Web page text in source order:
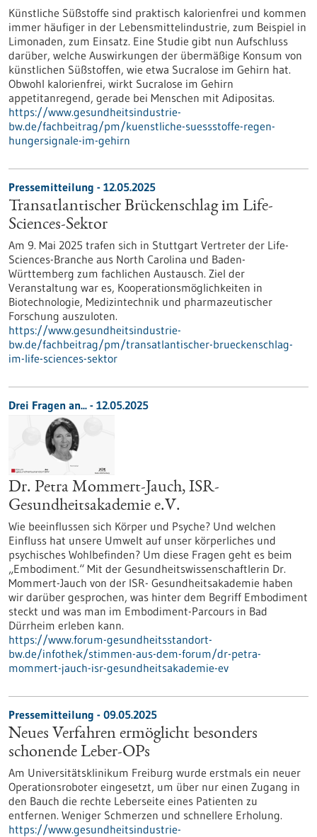
Künstliche Süßstoffe sind praktisch kalorienfrei und kommen
immer häufiger in der Lebensmittelindustrie, zum Beispiel in
Limonaden, zum Einsatz. Eine Studie gibt nun Aufschluss
darüber, welche Auswirkungen der übermäßige Konsum von
künstlichen Süßstoffen, wie etwa Sucralose im Gehirn hat.
Obwohl kalorienfrei, wirkt Sucralose im Gehirn
appetitanregend, gerade bei Menschen mit Adipositas.
https://www.gesundheitsindustrie-
bw.de/fachbeitrag/pm/kuenstliche-suessstoffe-regen-
hungersignale-im-gehirn
Pressemitteilung - 12.05.2025
Transatlantischer Brückenschlag im Life-
Sciences-Sektor
Am 9. Mai 2025 trafen sich in Stuttgart Vertreter der Life-
Sciences-Branche aus North Carolina und Baden-
Württemberg zum fachlichen Austausch. Ziel der
Veranstaltung war es, Kooperationsmöglichkeiten in
Biotechnologie, Medizintechnik und pharmazeutischer
Forschung auszuloten.
https://www.gesundheitsindustrie-
bw.de/fachbeitrag/pm/transatlantischer-brueckenschlag-
im-life-sciences-sektor
Drei Fragen an... - 12.05.2025
Dr. Petra Mommert-Jauch, ISR-
Gesundheitsakademie e.V.
Wie beeinflussen sich Körper und Psyche? Und welchen
Einfluss hat unsere Umwelt auf unser körperliches und
psychisches Wohlbefinden? Um diese Fragen geht es beim
„Embodiment.“ Mit der Gesundheitswissenschaftlerin Dr.
Mommert-Jauch von der ISR- Gesundheitsakademie haben
wir darüber gesprochen, was hinter dem Begriff Embodiment
steckt und was man im Embodiment-Parcours in Bad
Dürrheim erleben kann.
https://www.forum-gesundheitsstandort-
bw.de/infothek/stimmen-aus-dem-forum/dr-petra-
mommert-jauch-isr-gesundheitsakademie-ev
Pressemitteilung - 09.05.2025
Neues Verfahren ermöglicht besonders
schonende Leber-OPs
Am Universitätsklinikum Freiburg wurde erstmals ein neuer
Operationsroboter eingesetzt, um über nur einen Zugang in
den Bauch die rechte Leberseite eines Patienten zu
entfernen. Weniger Schmerzen und schnellere Erholung.
https://www.gesundheitsindustrie-